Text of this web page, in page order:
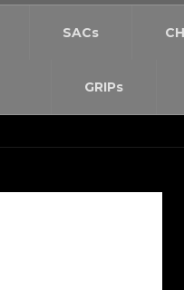
SACs
GRIPs